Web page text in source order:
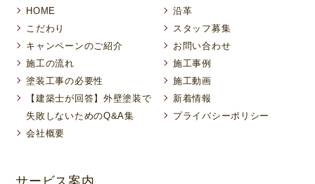
HOME
こだわり
キャンペーンのご紹介
施工の流れ
塗装工事の必要性
【建築士が回答】外壁塗装で
失敗しないためのQ&A集
会社概要
沿革
スタッフ募集
お問い合わせ
施工事例
施工動画
新着情報
プライバシーポリシー